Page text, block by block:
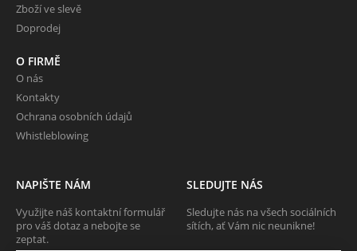
Zboží ve slevě
Doprodej
O FIRMĚ
O nás
Kontakty
Ochrana osobních údajů
Whistleblowing
NAPIŠTE NÁM
Využijte náš kontaktní formulář
pro váš dotaz a nebojte se
zeptat.
SLEDUJTE NÁS
Sledujte nás na všech sociálních
sítích, ať Vám nic neunikne!